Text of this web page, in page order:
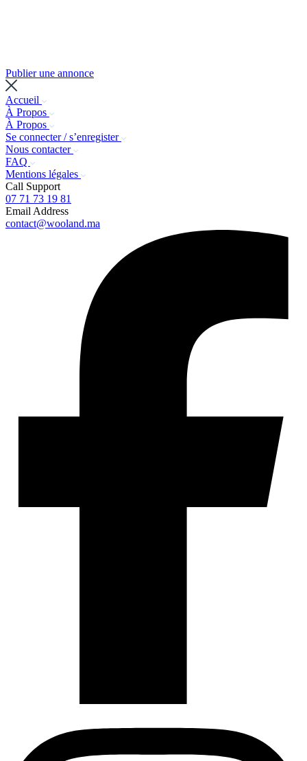
Publier une annonce
Accueil
À Propos
À Propos
Se connecter / s’enregister
Nous contacter
FAQ
Mentions légales
Call Support
07 71 73 19 81
Email Address
contact@wooland.ma